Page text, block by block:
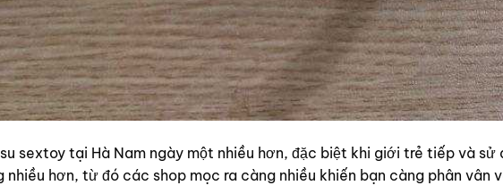
sextoy tại Hà Nam ngày một nhiều hơn, đặc biệt khi giới trẻ tiếp và sử
hơn, từ đó các shop mọc ra càng nhiều khiến bạn càng phân vân